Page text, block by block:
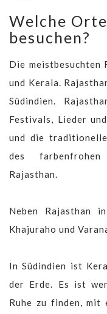
Welche
besuchen?
Die meistbesuchten
und Kerala.
Südindien.
Festivals, Lieder
und die
des
Rajasthan.
Neben Rajasthan
Khajuraho und
In Südindien ist
der Erde. Es ist
Ruhe zu finden, mit